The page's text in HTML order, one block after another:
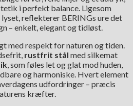
i perfekt balance. Ligesom
reflekterer BERINGs ure det
– enkelt, elegant og tidløst.
med respekt for naturen og tiden.
rustfrit stål med silkemat
, som føles let og glat mod huden,
og harmoniske. Hvert element
udfordringer – præcis
kræfter.